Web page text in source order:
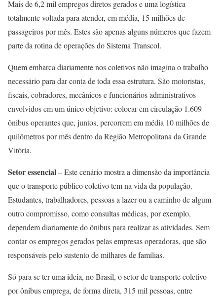
Mais de 6,2 mil empregos diretos gerados e uma logística
totalmente voltada para atender, em média, 15 milhões de
passageiros por mês. Estes são apenas alguns números que fazem
parte da rotina de operações do Sistema Transcol.
Quem embarca diariamente nos coletivos não imagina o trabalho
necessário para dar conta de toda essa estrutura. São motoristas,
fiscais, cobradores, mecânicos e funcionários administrativos
envolvidos em um único objetivo: colocar em circulação 1.609
ônibus operantes que, juntos, percorrem em média 10 milhões de
quilômetros por mês dentro da Região Metropolitana da Grande
Vitória.
Setor essencial– Este cenário mostra a dimensão da importância
que o transporte público coletivo tem na vida da população.
Estudantes, trabalhadores, pessoas a lazer ou a caminho de algum
outro compromisso, como consultas médicas, por exemplo,
dependem diariamente do ônibus para realizar as atividades. Sem
contar os empregos gerados pelas empresas operadoras, que são
responsáveis pelo sustento de milhares de famílias.
Só para se ter uma ideia, no Brasil, o setor de transporte coletivo
por ônibus emprega, de forma direta, 315 mil pessoas, entre